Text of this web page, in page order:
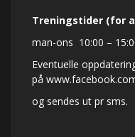
Treningstider (for
man-ons 10:00 –
Eventuelle
på
og sendes ut pr sms.